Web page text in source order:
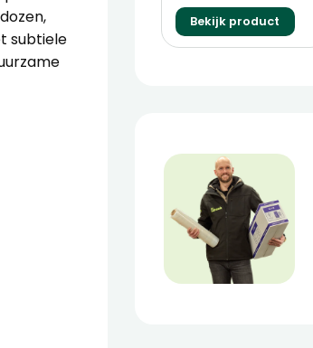
subtiele
Bekijk product